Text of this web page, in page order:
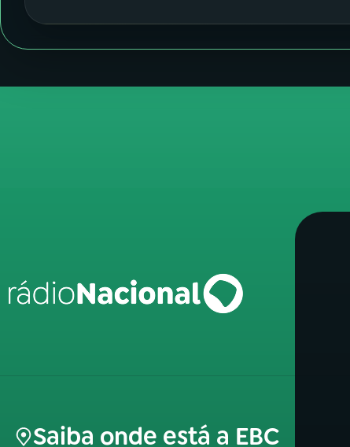
Saiba onde está a EBC